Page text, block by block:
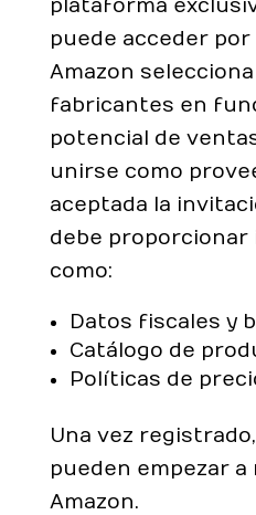
plataforma
puede acceder
Amazon
fabricantes en
potencial de
unirse como
aceptada la
debe
como:
Datos fiscales y
Catálogo de
Políticas de
Una vez
pueden empezar
Amazon.